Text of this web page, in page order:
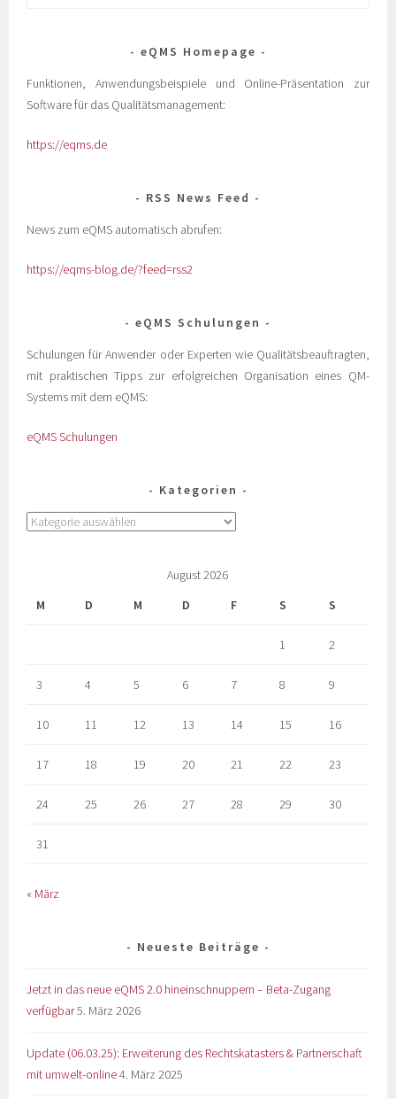
eQMS Homepage
Funktionen, Anwendungsbeispiele und Online-Präsentation zur
Software für das Qualitätsmanagement:
https://eqms.de
RSS News Feed
News zum eQMS automatisch abrufen:
https://eqms-blog.de/?feed=rss2
eQMS Schulungen
Schulungen für Anwender oder Experten wie Qualitätsbeauftragten,
mit praktischen Tipps zur erfolgreichen Organisation eines QM-
Systems mit dem eQMS:
eQMS Schulungen
Kategorien
August 2026
M
D M D F S S
1 2
3 4 5 6 7 8 9
10 11 12 13 14 15 16
17 18 19 20 21 22 23
24 25 26 27 28 29 30
31
« März
Neueste Beiträge
Jetzt in das neue eQMS 2.0 hineinschnuppern – Beta-Zugang
verfügbar5. März 2026
Update (06.03.25): Erweiterung des Rechtskatasters & Partnerschaft
mit umwelt-online4. März 2025